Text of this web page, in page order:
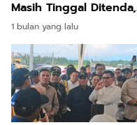
Masih Tinggal Ditenda,
Surya Dharma
Pertanyakan Keseriusan
Bupati Bireuen
1 bulan yang lalu